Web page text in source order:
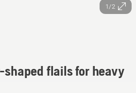
1/2
flails for heavy